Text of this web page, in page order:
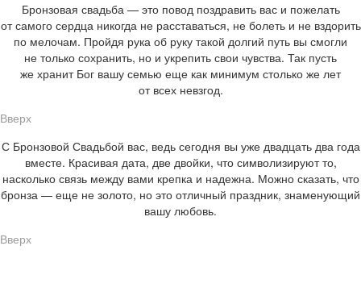
Бронзовая свадьба — это повод поздравить вас и пожелать
от самого сердца никогда не расставаться, не болеть и не вздорить
по мелочам. Пройдя рука об руку такой долгий путь вы смогли
не только сохранить, но и укрепить свои чувства. Так пусть
же хранит Бог вашу семью еще как минимум столько же лет
от всех невзгод.
Вверх
СБронзовой Свадьбой вас, ведь сегодня вы уже двадцать два года
вместе. Красивая дата, две двойки, что символизируют то,
насколько связь между вами крепка и надежна. Можно сказать, что
бронза — еще не золото, но это отличный праздник, знаменующий
вашу любовь.
Вверх